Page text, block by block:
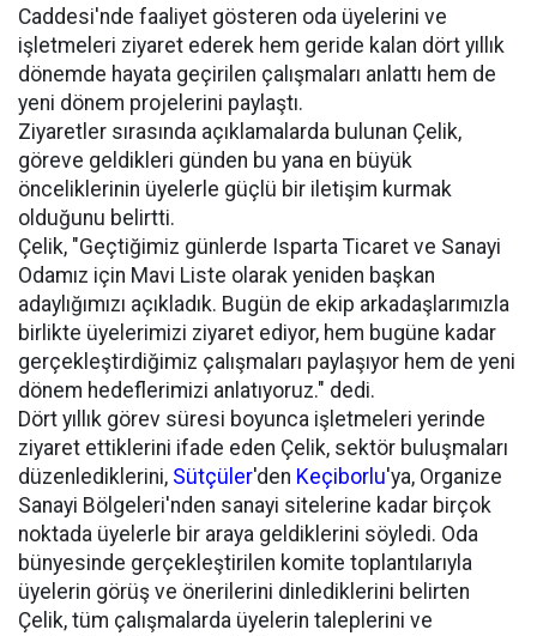
Caddesi'nde faaliyet gösteren oda üyelerini ve
işletmeleri ziyaret ederek hem geride kalan dört yıllık
dönemde hayata geçirilen çalışmaları anlattı hem de
yeni dönem projelerini paylaştı.
Ziyaretler sırasında açıklamalarda bulunan Çelik,
göreve geldikleri günden bu yana en büyük
önceliklerinin üyelerle güçlü bir iletişim kurmak
olduğunu belirtti.
Çelik, "Geçtiğimiz günlerde Isparta Ticaret ve Sanayi
Odamız için Mavi Liste olarak yeniden başkan
adaylığımızı açıkladık. Bugün de ekip arkadaşlarımızla
birlikte üyelerimizi ziyaret ediyor, hem bugüne kadar
gerçekleştirdiğimiz çalışmaları paylaşıyor hem de yeni
dönem hedeflerimizi anlatıyoruz." dedi.
Dört yıllık görev süresi boyunca işletmeleri yerinde
ziyaret ettiklerini ifade eden Çelik, sektör buluşmaları
düzenlediklerini, Sütçüler'den Keçiborlu'ya, Organize
Sanayi Bölgeleri'nden sanayi sitelerine kadar birçok
noktada üyelerle bir araya geldiklerini söyledi. Oda
bünyesinde gerçekleştirilen komite toplantılarıyla
üyelerin görüş ve önerilerini dinlediklerini belirten
Çelik, tüm çalışmalarda üyelerin taleplerini ve